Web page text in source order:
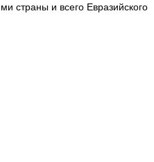
страны и всего Евразийского